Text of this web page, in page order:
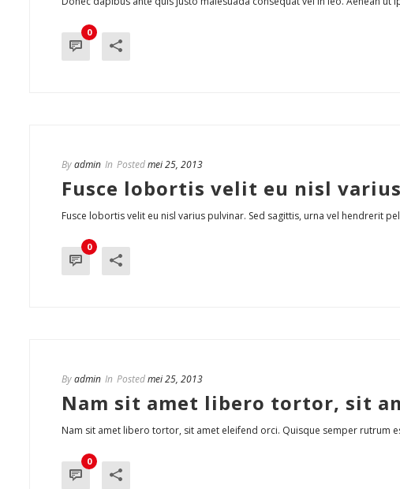
0
Byadmin In Postedmei 25, 2013
Fusce lobortis velit eu nisl
Fusce lobortis velit eu nisl varius pulvinar. Sed sagittis, urna vel hendrerit
0
Byadmin In Postedmei 25, 2013
Nam sit amet libero tortor, sit
Nam sit amet libero tortor, sit amet eleifend orci. Quisque semper rutrum
0